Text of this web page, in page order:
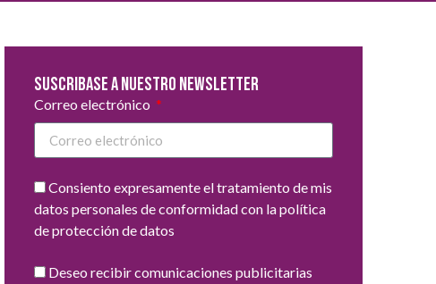
Suscribase a nuestro newsletter
Correo electrónico
Consiento expresamente el tratamiento de mis
datos personales de conformidad con la política
de protección de datos
Deseo recibir comunicaciones publicitarias